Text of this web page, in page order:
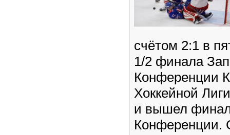
счётом 2:1 в
1/2 финала
Конференции
Хоккейной
и вышел
Конференции.